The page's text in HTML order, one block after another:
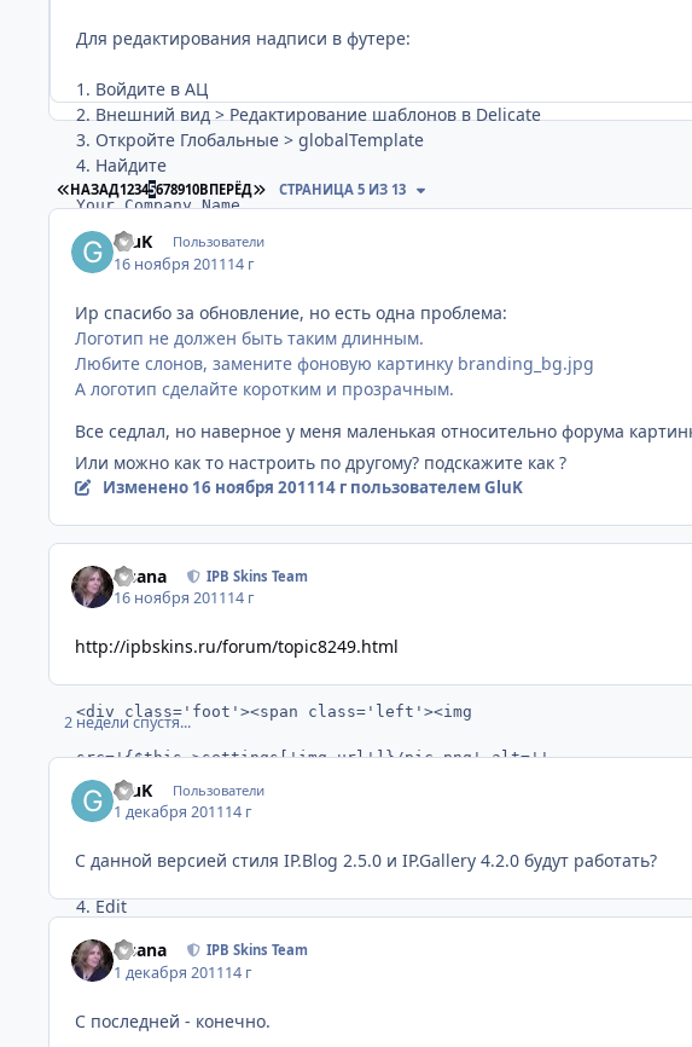
Для редактирования надписи в футере:
1. Войдите в АЦ
2. Внешний вид > Редактирование шаблонов в Delicate
3. Откройте Глобальные > globalTemplate
4. Найдите
Your Company Name
Замените текст на свой
<img src='{$this->settings['img_url']}/pic.png' alt='' />
Замените кодом счетчиков (можно несколько подряд)
====================English============
Included: png and psd Logo blanks
1. Go to ACP
2. Look & Feel > Manage Skin Sets & Templates > Manage Templates in
3. Find
<div class='foot'><span class='left'><img
src='{$this->settings['img_url']}/pic.png' alt=''
/></span><span class='right'>Copyright © {parse
4. Edit
Your Company Name
Нажмите сюда, чтобы скачать этот файл
ПЕРВАЯ СТРАНИЦА
НАЗАД12345678910ВПЕРЁД ПОСЛЕДНЯЯ СТРАНИЦА
СТРАНИЦА 5 ИЗ 13
GluK Пользователи
16 ноября 201114 г
Ир спасибо за обновление, но есть одна проблема:
Логотип не должен быть таким длинным.
Любите слонов, замените фоновую картинку branding_bg.jpg
А логотип сделайте коротким и прозрачным.
Все седлал, но наверное у меня маленькая относительно форума
Или можно как то настроить по другому? подскажите как ?
Изменено 16 ноября 201114 гпользователем GluK
Fisana IPB Skins Team
16 ноября 201114 г
http://ipbskins.ru/forum/topic8249.html
2 недели спустя...
GluK Пользователи
1 декабря 201114 г
С данной версией стиля IP.Blog 2.5.0 и IP.Gallery 4.2.0 будут работать?
Fisana IPB Skins Team
1 декабря 201114 г
C последней - конечно.